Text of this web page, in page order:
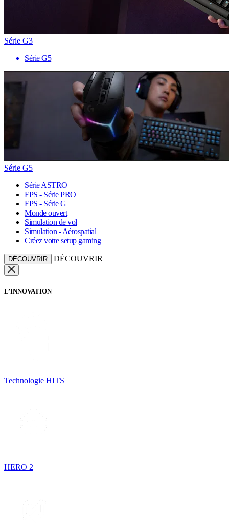
Série G3
Série G5
Série G5
Série ASTRO
FPS - Série PRO
FPS - Série G
Monde ouvert
Simulation de vol
Simulation - Aérospatial
Créez votre setup gaming
DÉCOUVRIR DÉCOUVRIR
L’INNOVATION
Technologie HITS
HERO 2